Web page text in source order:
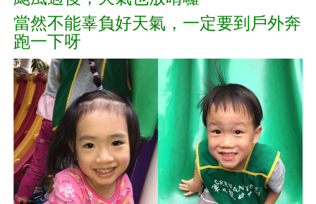
當然不能辜負好天氣， 一定要到 戶外奔
跑一下呀